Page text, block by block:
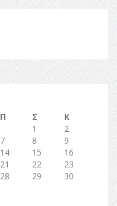
Π Σ
Κ
1
2
7 8
9
14 15
16
21 22
23
28 29
30